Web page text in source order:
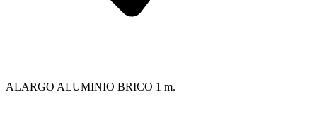
ALARGO ALUMINIO BRICO 1 m.